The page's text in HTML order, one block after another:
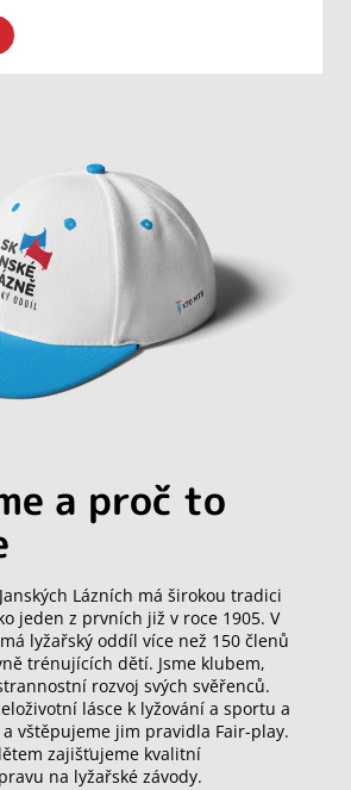
a proč to
Lázních má širokou tradici
jeden z prvních již v roce 1905. V
lyžařský oddíl více než 150 členů
trénujících dětí. Jsme klubem,
rozvoj svých svěřenců.
lásce k lyžování a sportu a
vštěpujeme jim pravidla Fair-play.
zajišťujeme kvalitní
na lyžařské závody.